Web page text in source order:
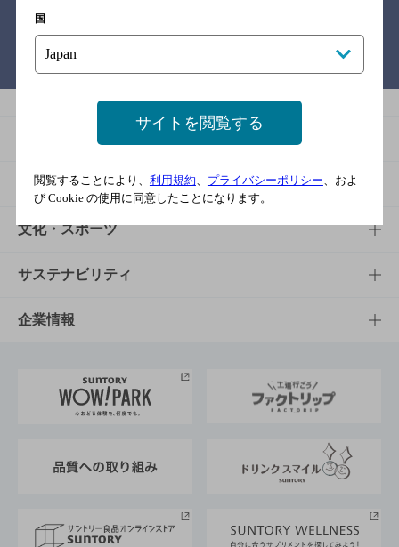
商品TOP
商品一覧
商品発売情報
栄養成分一覧
知る・楽しむ
知る・楽しむTOP
キャンペーン
工場見学
地域情報
文化・スポーツ
文化・スポーツTOP
サントリーホール
サントリーサンバーズ大阪
サステナビリティ
サステナビリティTOP
サントリーが考えるサステナビリティ経営
企業情報
企業概要
採用情報
国
サイトを閲覧する
閲覧することにより、 利用規約、 プライバシーポリシー、およ
び Cookie の使用に同意したことになります。